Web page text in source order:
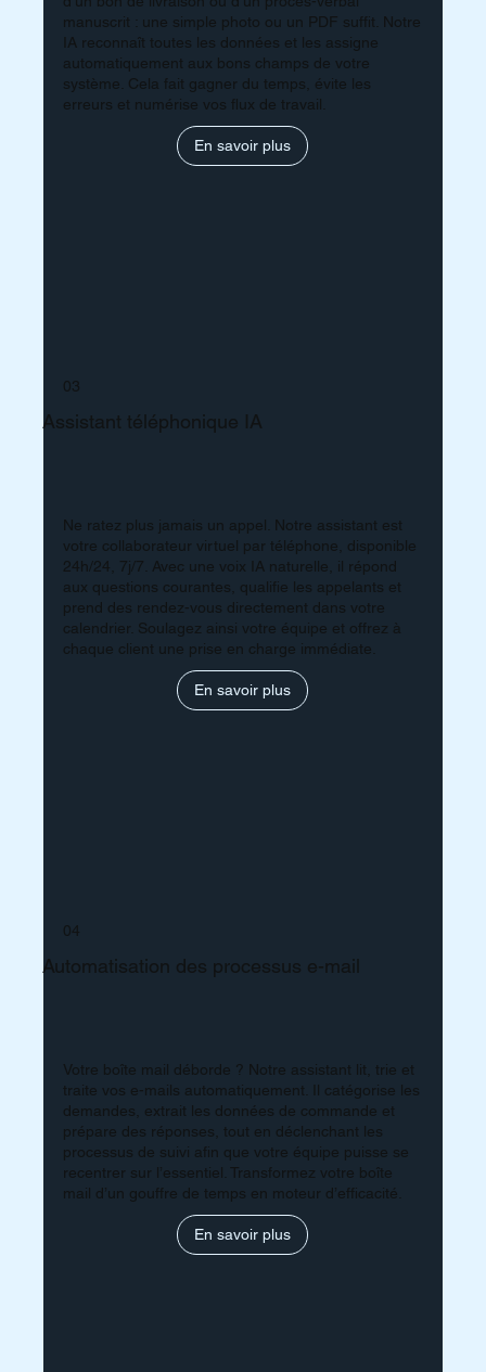
manuscrit : une simple photo ou un PDF suffit. Notre
IA reconnaît toutes les données et les assigne
automatiquement aux bons champs de votre
système. Cela fait gagner du temps, évite les
erreurs et numérise vos flux de travail.
En savoir plus
03
Assistant téléphonique IA
Ne ratez plus jamais un appel. Notre assistant est
votre collaborateur virtuel par téléphone, disponible
24h/24, 7j/7. Avec une voix IA naturelle, il répond
aux questions courantes, qualifie les appelants et
prend des rendez-vous directement dans votre
calendrier. Soulagez ainsi votre équipe et offrez à
chaque client une prise en charge immédiate.
En savoir plus
04
Automatisation des processus e-mail
Votre boîte mail déborde ? Notre assistant lit, trie et
traite vos e-mails automatiquement. Il catégorise les
demandes, extrait les données de commande et
prépare des réponses, tout en déclenchant les
processus de suivi afin que votre équipe puisse se
recentrer sur l’essentiel. Transformez votre boîte
mail d’un gouffre de temps en moteur d’efficacité.
En savoir plus